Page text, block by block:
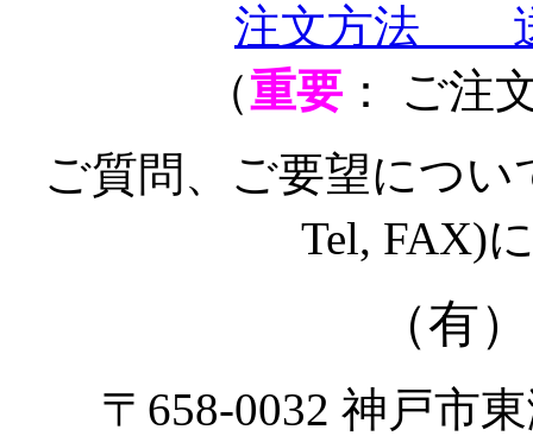
注文方法
（重要： ご注
ご質問、ご要望につ
Tel, FAX)
（有
〒658-0032 神戸市